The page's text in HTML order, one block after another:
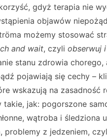
gdyż terapia nie
objawów
możemy stosować
and wait, czyli obserwuj
stanu zdrowia chorego,
pojawiają się cechy –
wskazują na zasadność
jak: pogorszone
wątroba i śledziona
problemy z jedzeniem,